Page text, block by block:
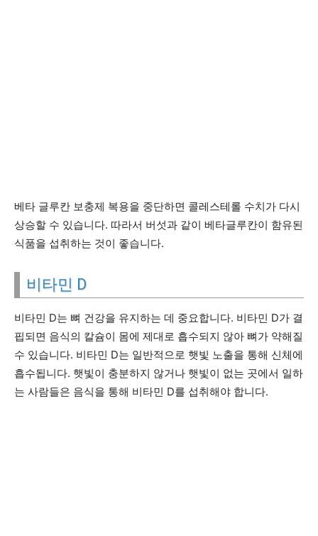
베타 글루칸 보충제 복용을 중단하면 콜레스테롤 수치가 다시
상승할 수 있습니다. 따라서 버섯과 같이 베타글루칸이 함유된
식품을 섭취하는 것이 좋습니다.
비타민 D
비타민 D는 뼈 건강을 유지하는 데 중요합니다. 비타민 D가 결
핍되면 음식의 칼슘이 몸에 제대로 흡수되지 않아 뼈가 약해질
수 있습니다. 비타민 D는 일반적으로 햇빛 노출을 통해 신체에
흡수됩니다. 햇빛이 충분하지 않거나 햇빛이 없는 곳에서 일하
는 사람들은 음식을 통해 비타민 D를 섭취해야 합니다.